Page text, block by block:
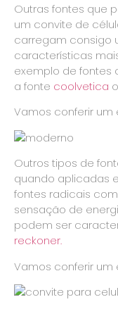
Outras fontes que
um convite de
carregam consigo
características
exemplo de fontes
a fonte coolvetica
Vamos conferir
Outros tipos de
quando aplicadas
fontes radicais
sensação de
podem ser
reckoner.
Vamos conferir